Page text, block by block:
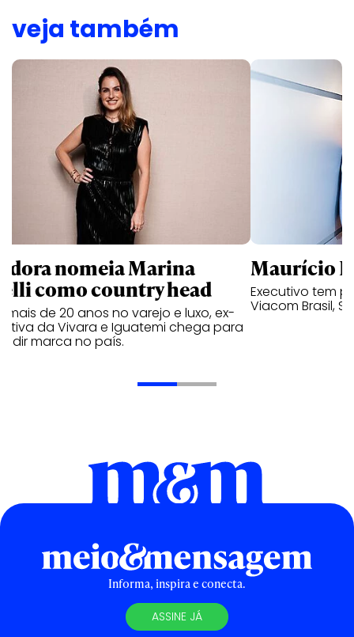
veja também
nomeia Marina
como country head
mais de 20 anos no varejo e luxo, ex-
da Vivara e Iguatemi chega para
marca no país.
Maurício
Executivo tem
Viacom Brasil,
Informa, inspira e conecta.
ASSINE JÁ